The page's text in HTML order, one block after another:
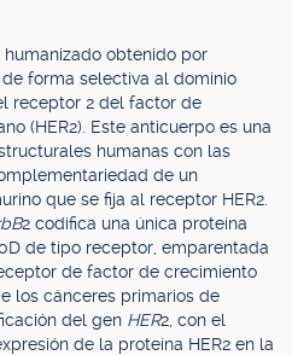
obtenido por
forma selectiva al dominio
receptor 2 del factor de
(HER2). Este anticuerpo es una
humanas con las
de un
que se fija al receptor HER2.
2 codifica una única proteína
de tipo receptor, emparentada
de factor de crecimiento
los cánceres primarios de
del gen HER2, con el
de la proteína HER2 en la